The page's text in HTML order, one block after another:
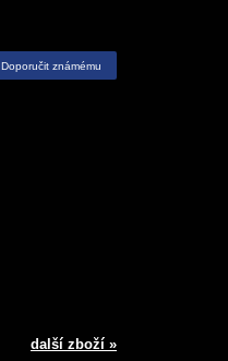
Doporučit známému
další zboží »